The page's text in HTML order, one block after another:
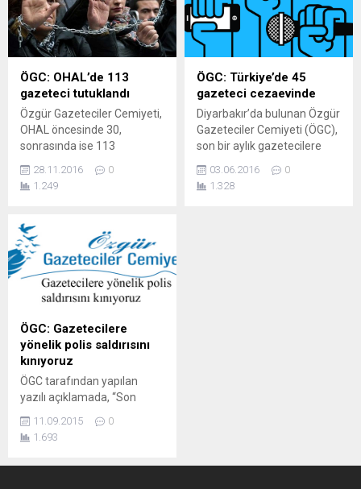
ÖGC: OHAL’de 113
gazeteci tutuklandı
Özgür Gazeteciler Cemiyeti,
OHAL öncesinde 30,
sonrasında ise 113
halen 142 gazetecinin
cezaevinde olduğunu yazdı.
Kararname (KHK) ile
kapısına mühür vurulan
Özgür Gazeteciler Cemiyeti
(ÖGC), 24 Temmuz
2015’ten bugüne kadar
geçen sürede basına yönelik
baskıya dair bir rapor
açıkladı. Rapora göre geçen
16 ayda toplam 143...
28.11.2016
0
1.249
ÖGC: Türkiye’de 45
gazeteci cezaevinde
Diyarbakır’da bulunan Özgür
Gazeteciler Cemiyeti (ÖGC),
son bir aylık gazetecilere
tutuklama raporunu
açıkladı. ÖGC, Türkiye
03.06.2016
0
1.328
ÖGC: Gazetecilere
yönelik polis saldırısını
kınıyoruz
ÖGC tarafından yapılan
yazılı açıklamada, “Son
takibi yapan gazetecilere
yönelik saldırılar arttı. En son
11.09.2015
0
1.693